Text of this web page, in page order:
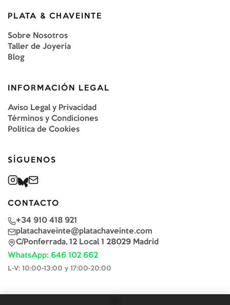
PLATA & CHAVEINTE
Sobre Nosotros
Taller de Joyería
Blog
INFORMACIÓN LEGAL
Aviso Legal y Privacidad
Términos y Condiciones
Política de Cookies
SÍGUENOS
CONTACTO
+34 910 418 921
platachaveinte@platachaveinte.com
C/Ponferrada, 12 Local 1 28029 Madrid
WhatsApp: 646 102 662
L-V: 10:00-13:00 y 17:00-20:00